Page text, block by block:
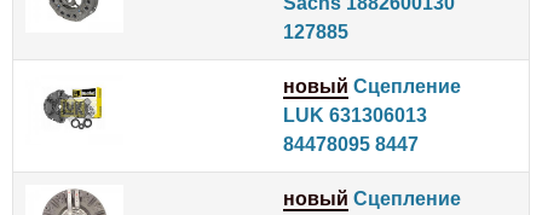
127885
новый Сцепление
LUK 631306013
84478095 8447
новый Сцепление